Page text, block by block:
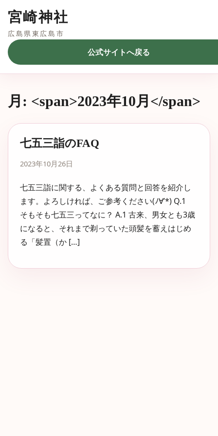
宮崎神社
広島県東広島市
公式サイトへ戻る
月: <span>2023年10月</span>
七五三詣のFAQ
2023年10月26日
七五三詣に関する、よくある質問と回答を紹介し
ます。よろしければ、ご参考ください(ﾉ∀’*) Q.1
そもそも七五三ってなに？ A.1 古来、男女とも3歳
になると、それまで剃っていた頭髪を蓄えはじめ
る「髪置（か […]